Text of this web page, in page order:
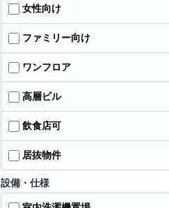
女性向け
ファミリー向け
ワンフロア
高層ビル
飲食店可
居抜物件
設備・仕様